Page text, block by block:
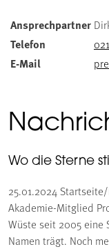
Ansprechpartner
Telefon
E-Mail
Wo die Sterne
25.01.2024
Akademie-Mitglied
Wüste seit 2005 eine
Namen trägt. Noch